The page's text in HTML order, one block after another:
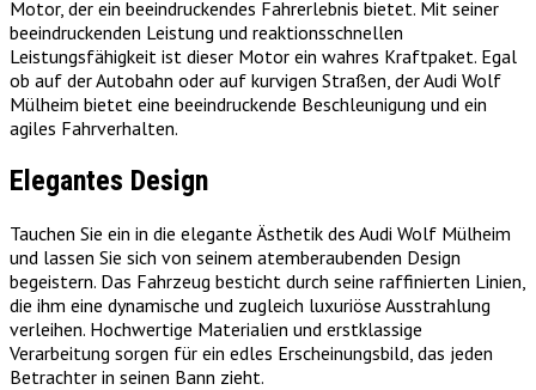
Motor, der ein beeindruckendes Fahrerlebnis bietet. Mit seiner
beeindruckenden Leistung und reaktionsschnellen
Leistungsfähigkeit ist dieser Motor ein wahres Kraftpaket. Egal
ob auf der Autobahn oder auf kurvigen Straßen, der Audi Wolf
Mülheim bietet eine beeindruckende Beschleunigung und ein
agiles Fahrverhalten.
Elegantes Design
Tauchen Sie ein in die elegante Ästhetik des Audi Wolf Mülheim
und lassen Sie sich von seinem atemberaubenden Design
begeistern. Das Fahrzeug besticht durch seine raffinierten Linien,
die ihm eine dynamische und zugleich luxuriöse Ausstrahlung
verleihen. Hochwertige Materialien und erstklassige
Verarbeitung sorgen für ein edles Erscheinungsbild, das jeden
Betrachter in seinen Bann zieht.